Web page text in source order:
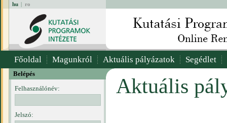
hu | ro
Főoldal Magunkról Aktuális pályázatok Segédlet
Belépés
Felhasználónév:
Jelszó:
Aktuális